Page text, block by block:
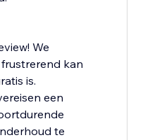
We
kan
is.
een
te